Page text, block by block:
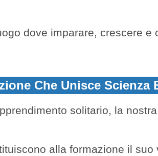
dove imparare, crescere
Che Unisce Scienza
solitario, la
alla formazione il suo